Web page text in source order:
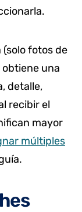
fotos de
una
detalle,
recibir el
mayor
múltiples